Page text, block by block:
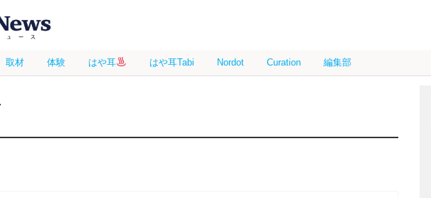
取材 体験 はや耳 はや耳Tabi Nordot Curation 編集部